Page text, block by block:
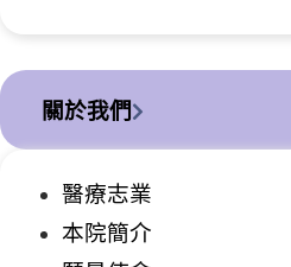
關於我們
醫療志業
本院簡介